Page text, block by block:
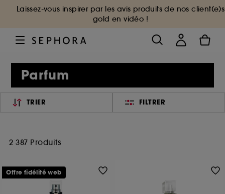
Laissez-vous inspirer par les avis produits de nos client(e)s
gold en vidéo !
Parfum
TRIER FILTRER
2 387 Produits
Offre fidélité web